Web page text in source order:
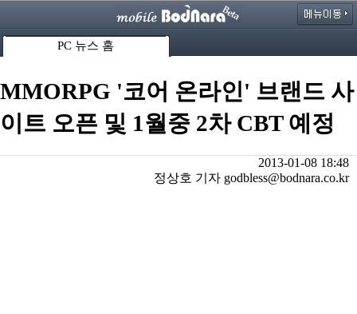
PC 뉴스 홈
MMORPG '코어 온라인' 브랜드 사
이트 오픈 및 1월중 2차 CBT 예정
2013-01-08 18:48
정상호 기자 godbless@bodnara.co.kr